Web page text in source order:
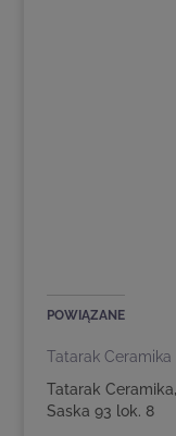
POWIĄZANE
Tatarak Ceramika
Tatarak
Saska 93 lok. 8